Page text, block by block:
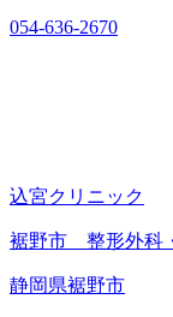
054-636-2670
込宮クリニック
裾野市 整形外科
静岡県裾野市